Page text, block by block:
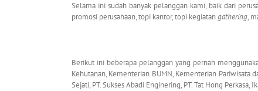
Selama ini sudah banyak pelanggan kami, baik dari
promosi perusahaan, topi kantor, topi kegiatangathering,
Berikut ini beberapa pelanggan yang pernah
Kehutanan, Kementerian BUMN, Kementerian Pariwisata
Sejati, PT. Sukses Abadi Enginering, PT. Tat Hong